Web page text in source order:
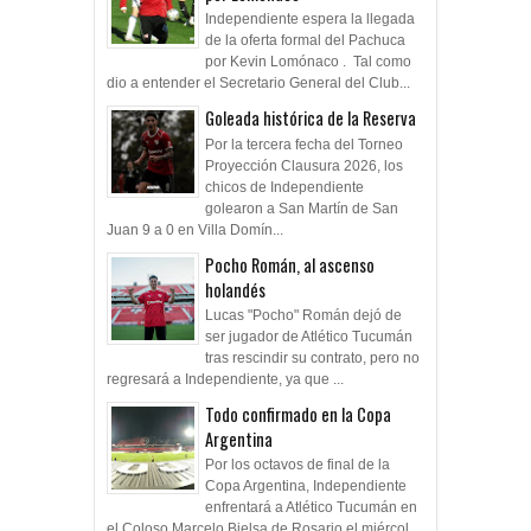
Independiente espera la llegada
de la oferta formal del Pachuca
por Kevin Lomónaco . Tal como
dio a entender el Secretario General del Club...
Goleada histórica de la Reserva
Por la tercera fecha del Torneo
Proyección Clausura 2026, los
chicos de Independiente
golearon a San Martín de San
Juan 9 a 0 en Villa Domín...
Pocho Román, al ascenso
holandés
Lucas "Pocho" Román dejó de
ser jugador de Atlético Tucumán
tras rescindir su contrato, pero no
regresará a Independiente, ya que ...
Todo confirmado en la Copa
Argentina
Por los octavos de final de la
Copa Argentina, Independiente
enfrentará a Atlético Tucumán en